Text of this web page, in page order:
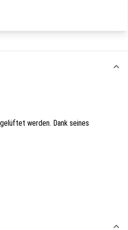
werden. Dank seines